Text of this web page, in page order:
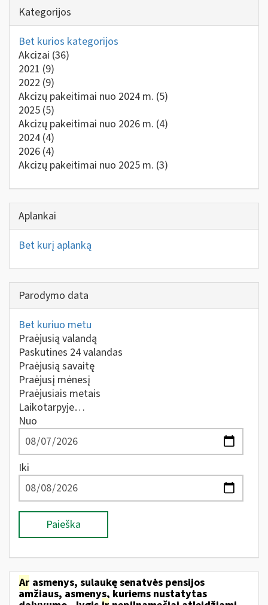
Kategorijos
Bet kurios kategorijos
Akcizai (36)
2021 (9)
2022 (9)
Akcizų pakeitimai nuo 2024 m. (5)
2025 (5)
Akcizų pakeitimai nuo 2026 m. (4)
2024 (4)
2026 (4)
Akcizų pakeitimai nuo 2025 m. (3)
Aplankai
Bet kurį aplanką
Parodymo data
Bet kuriuo metu
Praėjusią valandą
Paskutines 24 valandas
Praėjusią savaitę
Praėjusį mėnesį
Praėjusiais metais
Laikotarpyje…
Nuo
Iki
Paieška
Ar asmenys, sulaukę senatvės pensijos
amžiaus, asmenys, kuriems nustatytas